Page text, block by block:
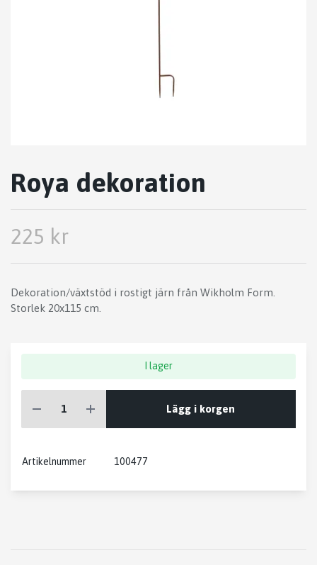
Roya dekoration
225 kr
Dekoration/växtstöd i rostigt järn från Wikholm Form.
Storlek 20x115 cm.
I lager
Lägg i korgen
Artikelnummer 100477